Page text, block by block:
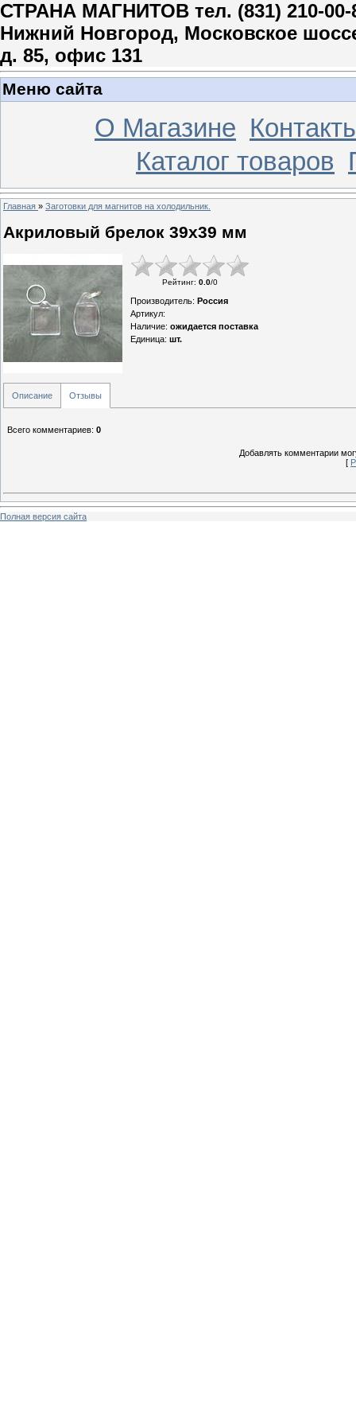
СТРАНА МАГНИТОВ тел. (831) 210-00-
Нижний Новгород, Московское
д. 85, офис 131
Меню сайта
О Магазине
Каталог товаров
Главная » Заготовки для магнитов на холодильник.
Акриловый брелок 39х39 мм
Рейтинг: 0.0/0
Производитель: Россия
Артикул:
Наличие: ожидается поставка
Единица: шт.
Описание Отзывы
Всего комментариев: 0
Добавлять комментарии
[
Полная версия сайта